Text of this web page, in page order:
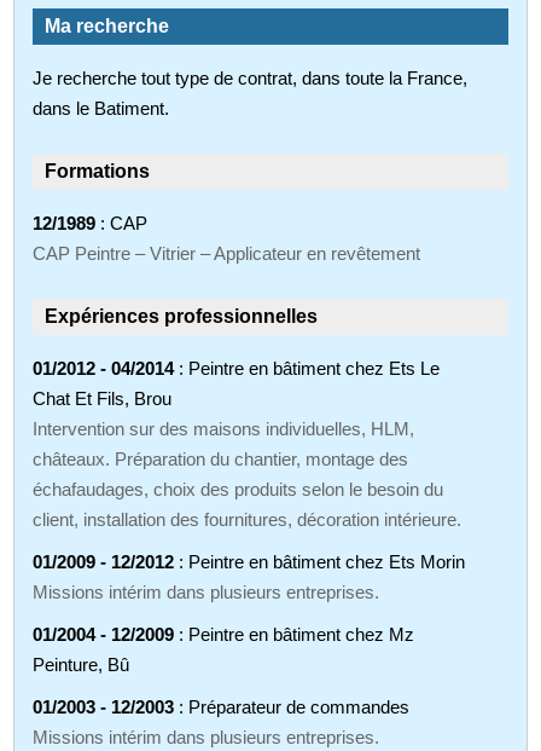
Ma recherche
Je recherche tout type de contrat, dans toute la France,
dans le Batiment.
Formations
12/1989 : CAP
CAP Peintre – Vitrier – Applicateur en revêtement
Expériences professionnelles
01/2012 - 04/2014: Peintre en bâtiment chez Ets Le
Chat Et Fils, Brou
Intervention sur des maisons individuelles, HLM,
châteaux. Préparation du chantier, montage des
échafaudages, choix des produits selon le besoin du
client, installation des fournitures, décoration intérieure.
01/2009 - 12/2012 : Peintre en bâtiment chez Ets Morin
Missions intérim dans plusieurs entreprises.
01/2004 - 12/2009 : Peintre en bâtiment chez Mz
Peinture, Bû
01/2003 - 12/2003 : Préparateur de commandes
Missions intérim dans plusieurs entreprises.